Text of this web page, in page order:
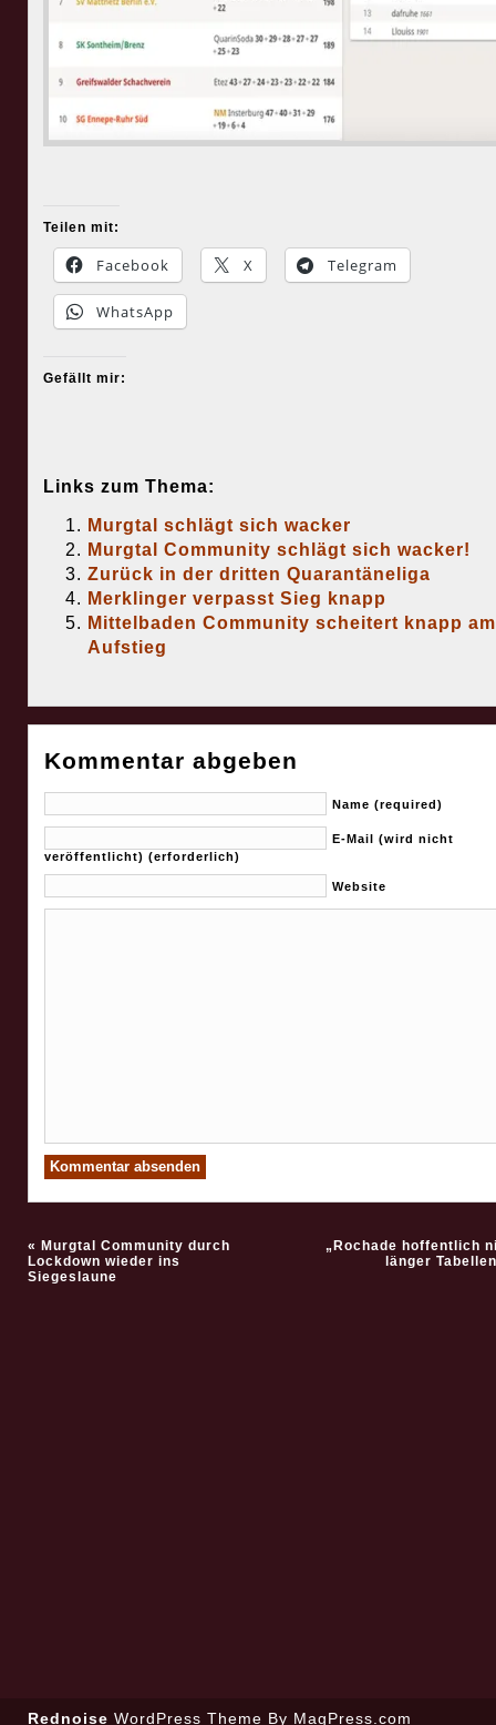
Teilen mit:
Facebook X Telegram
WhatsApp
Gefällt mir:
Links zum Thema:
Murgtal schlägt sich wacker
Murgtal Community schlägt sich wacker!
Zurück in der dritten Quarantäneliga
Merklinger verpasst Sieg knapp
Mittelbaden Community scheitert knapp am
Aufstieg
Kommentar abgeben
Name (required)
E-Mail (wird nicht
veröffentlicht) (erforderlich)
Website
« Murgtal Community durch
Lockdown wieder ins
Siegeslaune
„Rochade hoffentlich
länger
Rednoise WordPress Theme By MagPress.com